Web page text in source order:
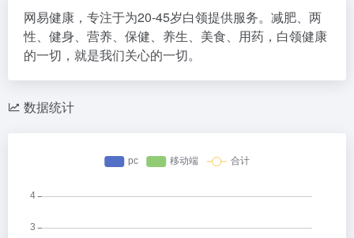
网易健康，专注于为20-45岁白领提供服务。减肥、两
性、健身、营养、保健、养生、美食、用药，白领健康
的一切，就是我们关心的一切。
数据统计